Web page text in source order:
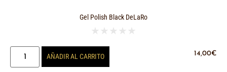
Gel Polish Black DeLaRo
★ ★ ★ ★ ★
14,00€
AÑADIR AL CARRITO